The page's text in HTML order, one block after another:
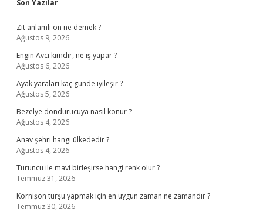
Sidebar
Son Yazılar
Zıt anlamlı ön ne demek ?
Ağustos 9, 2026
Engin Avcı kimdir, ne iş yapar ?
Ağustos 6, 2026
Ayak yaraları kaç günde iyileşir ?
Ağustos 5, 2026
Bezelye dondurucuya nasıl konur ?
Ağustos 4, 2026
Anav şehri hangi ülkededir ?
Ağustos 4, 2026
Turuncu ile mavi birleşirse hangi renk olur ?
Temmuz 31, 2026
Kornişon turşu yapmak için en uygun zaman ne zamandır ?
Temmuz 30, 2026